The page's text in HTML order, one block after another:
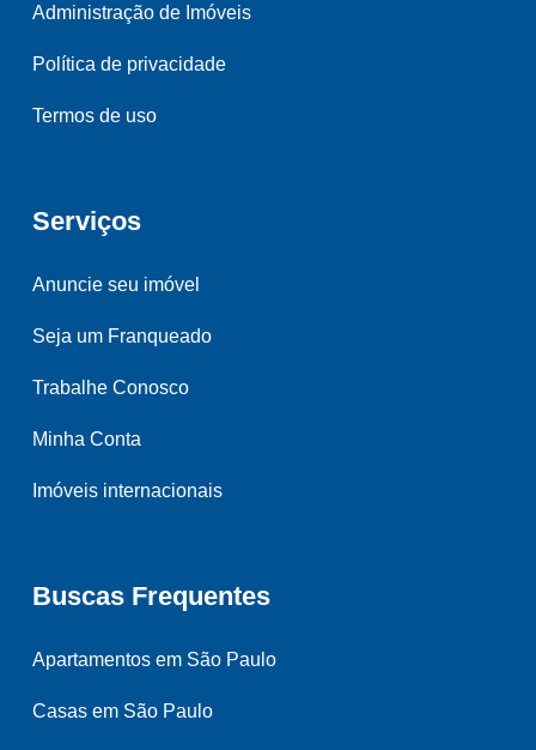
Administração de Imóveis
Política de privacidade
Termos de uso
Serviços
Anuncie seu imóvel
Seja um Franqueado
Trabalhe Conosco
Minha Conta
Imóveis internacionais
Buscas Frequentes
Apartamentos em São Paulo
Casas em São Paulo